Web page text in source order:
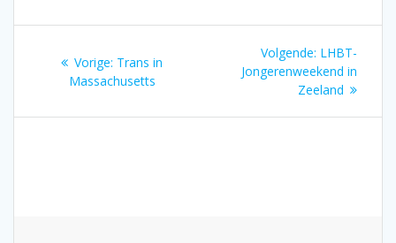
navigatie
Vorige: Vorig
bericht:
Trans in
Massachusetts
Volgende: Volgend
bericht:
LHBT-
Jongerenweekend in
Zeeland